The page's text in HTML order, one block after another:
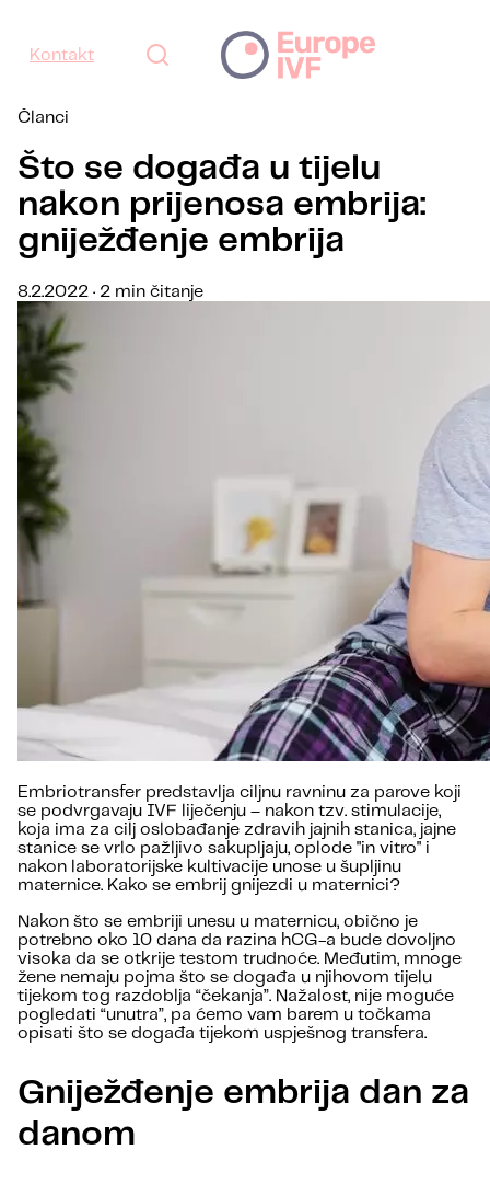
Kontakt
Članci
Što se događa u tijelu
nakon prijenosa embrija:
gniježđenje embrija
8.2.2022 · 2 min čitanje
Embriotransfer predstavlja ciljnu ravninu za parove koji
se podvrgavaju IVF liječenju – nakon tzv. stimulacije,
koja ima za cilj oslobađanje zdravih jajnih stanica, jajne
stanice se vrlo pažljivo sakupljaju, oplode "in vitro" i
nakon laboratorijske kultivacije unose u šupljinu
maternice. Kako se embrij gnijezdi u maternici?
Nakon što se embriji unesu u maternicu, obično je
potrebno oko 10 dana da razina hCG-a bude dovoljno
visoka da se otkrije testom trudnoće. Međutim, mnoge
žene nemaju pojma što se događa u njihovom tijelu
tijekom tog razdoblja “čekanja”. Nažalost, nije moguće
pogledati “unutra”, pa ćemo vam barem u točkama
opisati što se događa tijekom uspješnog transfera.
Gniježđenje embrija dan za
danom